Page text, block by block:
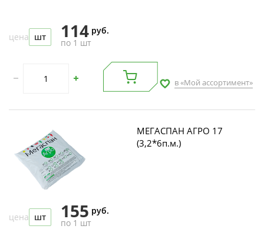
цена шт 114 руб.
по 1 шт
в «Мой ассортимент»
МЕГАСПАН АГРО 17
(3,2*6п.м.)
цена шт 155 руб.
по 1 шт